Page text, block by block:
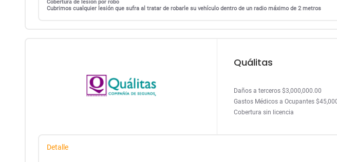
Cobertura de lesión por robo
Cubrimos cualquier lesión que sufra al tratar de robarle su vehículo dentro de un radio máximo de 2 metros
Quálitas
Daños a terceros $3,000,000.00
Gastos Médicos a Ocupantes
Cobertura sin licencia
Detalle